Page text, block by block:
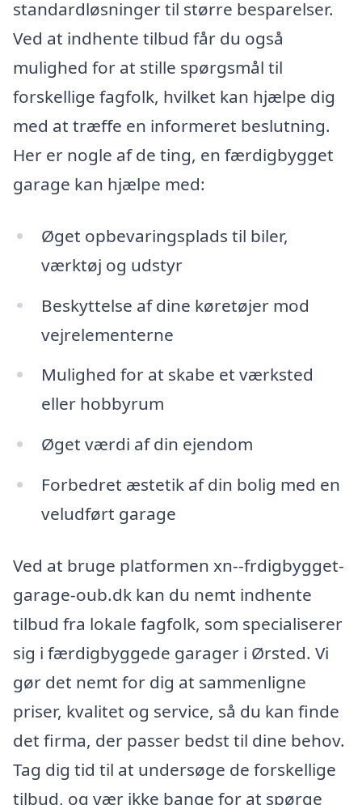
standardløsninger til større besparelser.
Ved at indhente tilbud får du også
mulighed for at stille spørgsmål til
forskellige fagfolk, hvilket kan hjælpe dig
med at træffe en informeret beslutning.
Her er nogle af de ting, en færdigbygget
garage kan hjælpe med:
Øget opbevaringsplads til biler,
værktøj og udstyr
Beskyttelse af dine køretøjer mod
vejrelementerne
Mulighed for at skabe et værksted
eller hobbyrum
Øget værdi af din ejendom
Forbedret æstetik af din bolig med en
veludført garage
Ved at bruge platformen xn--frdigbygget-
garage-oub.dk kan du nemt indhente
tilbud fra lokale fagfolk, som specialiserer
sig i færdigbyggede garager i Ørsted. Vi
gør det nemt for dig at sammenligne
priser, kvalitet og service, så du kan finde
det firma, der passer bedst til dine behov.
Tag dig tid til at undersøge de forskellige
tilbud, og vær ikke bange for at spørge